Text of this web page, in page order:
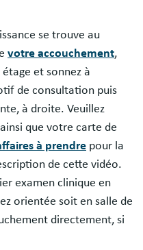
se trouve au
votre accouchement,
étage et sonnez à
de consultation puis
à droite. Veuillez
que votre carte de
à prendre pour la
de cette vidéo.
examen clinique en
orientée soit en salle de
directement, si